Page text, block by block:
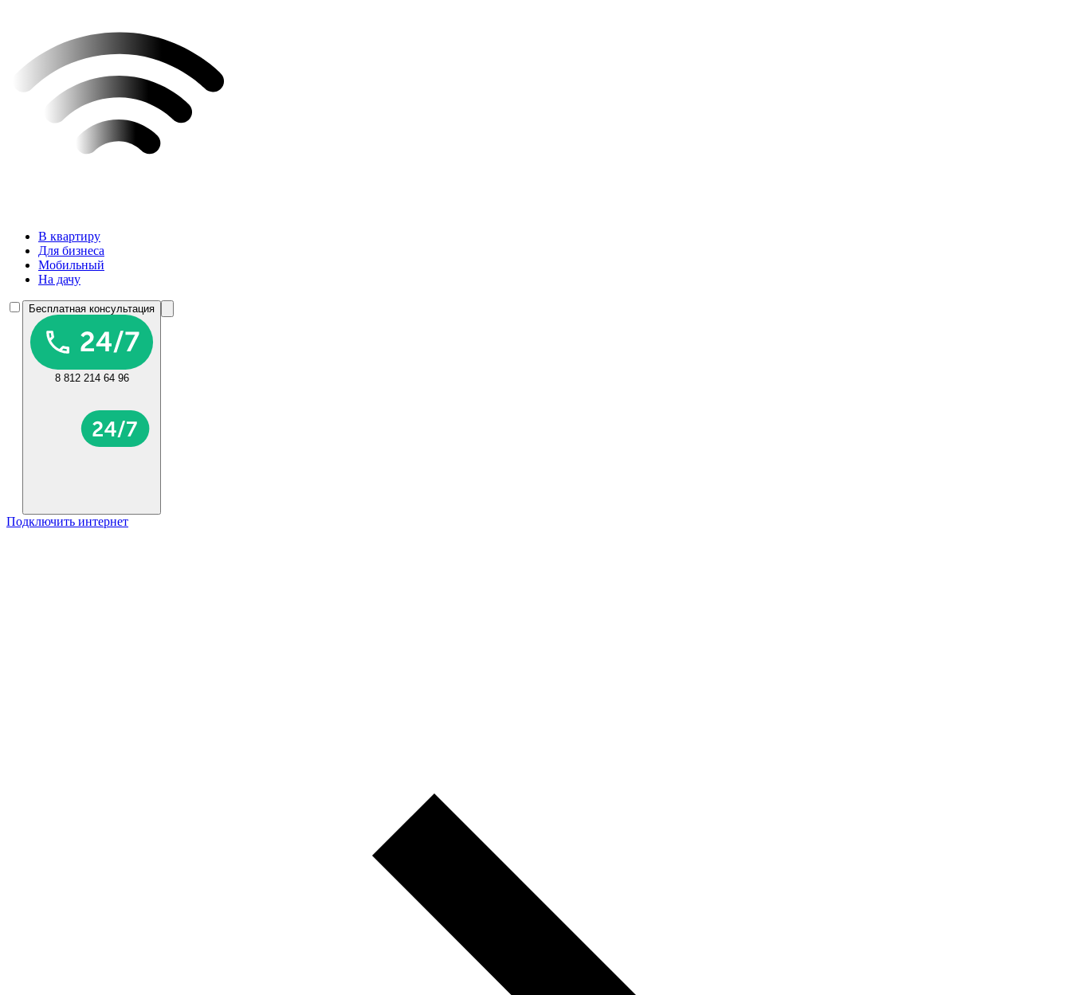
В квартиру
Для бизнеса
Мобильный
На дачу
Бесплатная консультация
8 812 214 64 96
Подключить интернет